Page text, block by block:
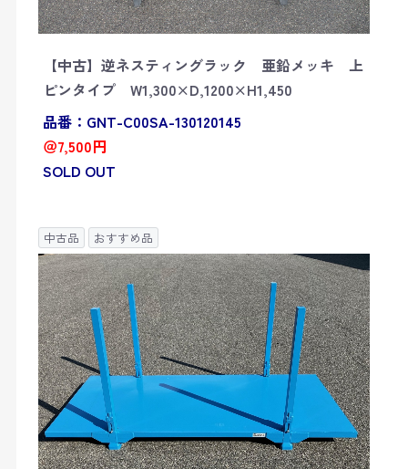
【中古】逆ネスティングラック 亜鉛メッキ 上
ピンタイプ W1,300×D,1200×H1,450
品番：GNT-C00SA-130120145
＠7,500円
SOLD OUT
中古品 おすすめ品